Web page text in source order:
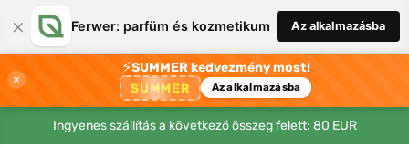
× Ferwer: parfüm és kozmetikum Az alkalmazásba
×
⚡SUMMER kedvezmény most!
SUMMER Az alkalmazásba
Ingyenes szállítás a következő összeg felett: 80 EUR